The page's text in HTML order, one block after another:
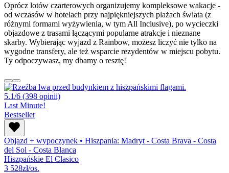
Oprócz lotów czarterowych organizujemy kompleksowe wakacje -
od wczasów w hotelach przy najpiękniejszych plażach świata (z
różnymi formami wyżywienia, w tym All Inclusive), po wycieczki
objazdowe z trasami łączącymi popularne atrakcje i nieznane
skarby. Wybierając wyjazd z Rainbow, możesz liczyć nie tylko na
wygodne transfery, ale też wsparcie rezydentów w miejscu pobytu.
Ty odpoczywasz, my dbamy o resztę!
5.1/6 (398 opinii)
Last Minute!
Bestseller
Objazd + wypoczynek • Hiszpania: Madryt - Costa Brava - Costa
del Sol - Costa Blanca
Hiszpańskie El Clasico
3 528zł/os.